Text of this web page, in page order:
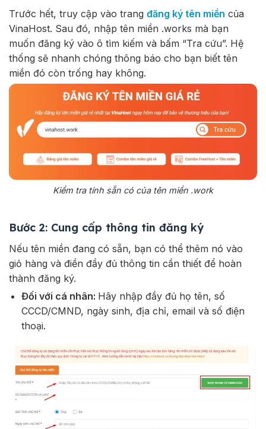
Trước hết, truy cập vào trang đăng ký tên miền của
VinaHost. Sau đó, nhập tên miền .works mà bạn
muốn đăng ký vào ô tìm kiếm và bấm “Tra cứu”. Hệ
thống sẽ nhanh chóng thông báo cho bạn biết tên
miền đó còn trống hay không.
Kiểm tra tính sẵn có của tên miền .work
Bước 2: Cung cấp thông tin đăng ký
Nếu tên miền đang có sẵn, bạn có thể thêm nó vào
giỏ hàng và điền đầy đủ thông tin cần thiết để hoàn
thành đăng ký.
Đối với cá nhân: Hãy nhập đầy đủ họ tên, số
CCCD/CMND, ngày sinh, địa chỉ, email và số điện
thoại.